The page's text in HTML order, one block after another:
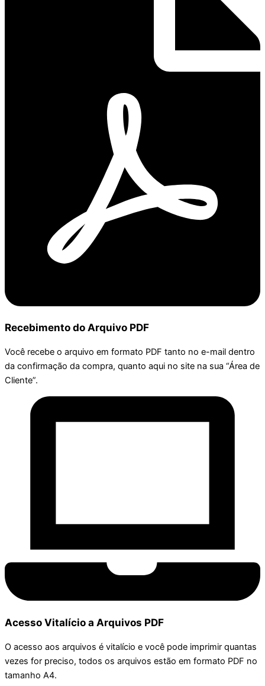
Recebimento do Arquivo PDF
Você recebe o arquivo em formato PDF tanto no e-mail dentro
da confirmação da compra, quanto aqui no site na sua “Área de
Cliente”.
Acesso Vitalício a Arquivos PDF
O acesso aos arquivos é vitalício e você pode imprimir quantas
vezes for preciso, todos os arquivos estão em formato PDF no
tamanho A4.